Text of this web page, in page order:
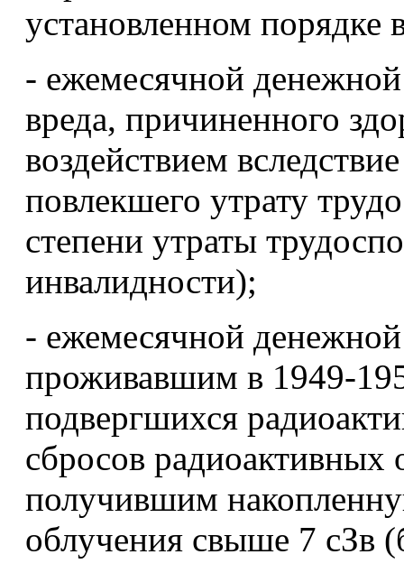
установленном порядке
- ежемесячной
вреда, причиненного
воздействием
повлекшего утрату
степени утраты
инвалидности);
- ежемесячной
проживавшим в 1949-
подвергшихся
сбросов радиоактивных
получившим
облучения свыше 7 сЗв